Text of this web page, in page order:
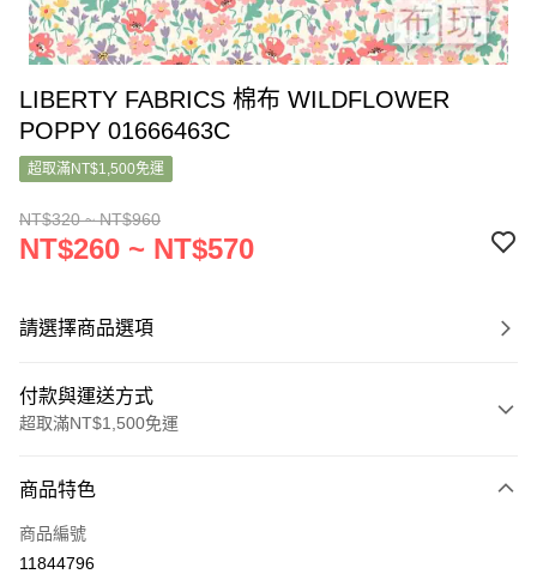
LIBERTY FABRICS 棉布 WILDFLOWER
POPPY 01666463C
超取滿NT$1,500免運
NT$320 ~ NT$960
NT$260 ~ NT$570
請選擇商品選項
付款與運送方式
超取滿NT$1,500免運
信用卡一次付款
超商取貨付款
商品特色
商品編號
11844796